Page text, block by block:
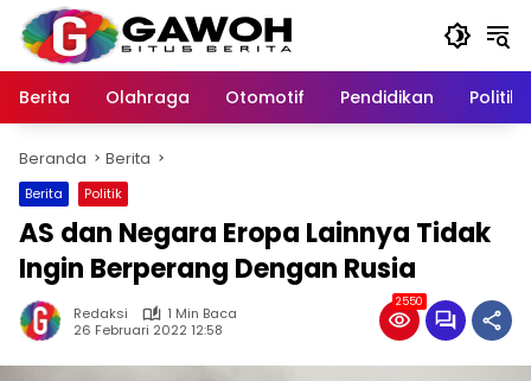
Langsung
konten
Berita
Olahraga Otomotif Pendidikan Politik
Beranda Berita
Berita Politik
AS dan Negara Eropa Lainnya Tidak
Ingin Berperang Dengan Rusia
Redaksi
1 Min Baca
26 Februari 2022 12:58
2550